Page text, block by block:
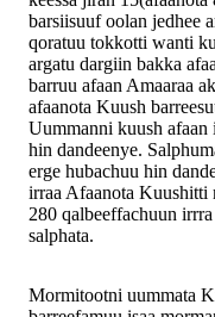
barsiisuuf oolan jedhee
qoratuu tokkotti wanti
argatu dargiin bakka
barruu afaan Amaaraa
afaanota Kuush
Uummanni kuush afaan
hin dandeenye.
erge hubachuu hin
irraa Afaanota Kuushitti
280 qalbeeffachuun
salphata.
Mormitootni uummata